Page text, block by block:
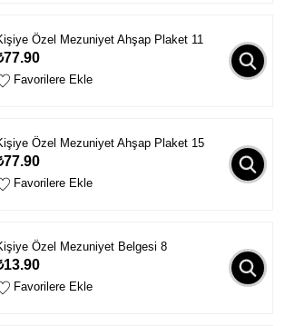
Özel Mezuniyet Ahşap Plaket 11
Favorilere Ekle
Özel Mezuniyet Ahşap Plaket 15
Favorilere Ekle
Özel Mezuniyet Belgesi 8
Favorilere Ekle